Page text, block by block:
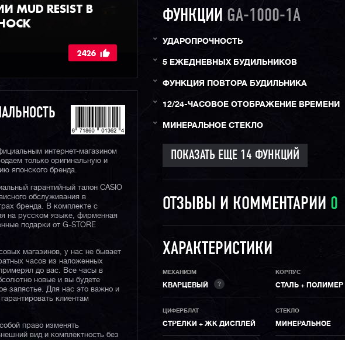
RESIST В
2426
интернет-магазином
только оригинальную и
японского бренда.
гарантийный талон CASIO
обслуживания в
бренда. В комплекте с
на русском языке, фирменная
подарки от G-STORE
магазинов, у нас не бывает
часов из наложенных
до вас. Все часы в
новые и вы будете
запястье. Для нас это важно и
клиентам
право изменять
вид и комплектность без
ФУНКЦИИGA-1000-1A
УДАРОПРОЧНОСТЬ
5 ЕЖЕДНЕВНЫХ БУДИЛЬНИКОВ
ФУНКЦИЯ ПОВТОРА БУДИЛЬНИКА
12/24-ЧАСОВОЕ ОТОБРАЖЕНИЕ ВРЕМЕНИ
МИНЕРАЛЬНОЕ СТЕКЛО
ОТЗЫВЫ И КОММЕНТАРИИ 0
ХАРАКТЕРИСТИКИ
МЕХАНИЗМ
КВАРЦЕВЫЙ ?
КОРПУС
СТАЛЬ + ПОЛИМЕР
ЦИФЕРБЛАТ
СТРЕЛКИ + ЖК ДИСПЛЕЙ
СТЕКЛО
МИНЕРАЛЬНОЕ